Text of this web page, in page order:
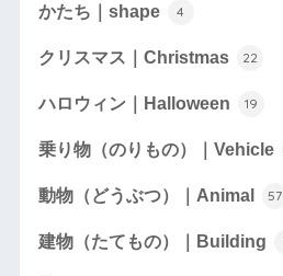
かたち｜shape 4
クリスマス｜Christmas 22
ハロウィン｜Halloween 19
乗り物（のりもの）｜Vehicle
動物（どうぶつ）｜Animal 57
建物（たてもの）｜Building